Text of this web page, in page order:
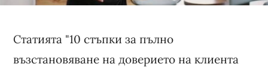
Статията "10 стъпки за пълно
възстановяване на доверието на клиента